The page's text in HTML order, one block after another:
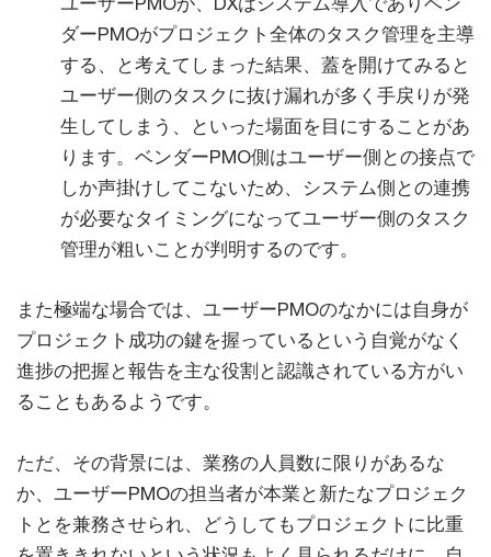
ダーPMOがプロジェクト全体のタスク管理を主導
する、と考えてしまった結果、蓋を開けてみると
ユーザー側のタスクに抜け漏れが多く手戻りが発
生してしまう、といった場面を目にすることがあ
ります。ベンダーPMO側はユーザー側との接点で
しか声掛けしてこないため、システム側との連携
が必要なタイミングになってユーザー側のタスク
管理が粗いことが判明するのです。
また極端な場合では、ユーザーPMOのなかには自身が
プロジェクト成功の鍵を握っているという自覚がなく
進捗の把握と報告を主な役割と認識されている方がい
ることもあるようです。
ただ、その背景には、業務の人員数に限りがあるな
か、ユーザーPMOの担当者が本業と新たなプロジェク
トとを兼務させられ、どうしてもプロジェクトに比重